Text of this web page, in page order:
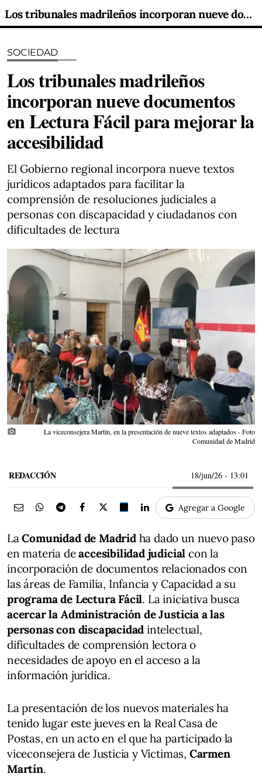
Los tribunales madrileños incorporan nueve documentos en Lectura Fácil para mejorar la accesibilidad
SOCIEDAD
Los tribunales madrileños
incorporan nueve documentos
en Lectura Fácil para mejorar la
accesibilidad
El Gobierno regional incorpora nueve textos
jurídicos adaptados para facilitar la
comprensión de resoluciones judiciales a
personas con discapacidad y ciudadanos con
dificultades de lectura
photo_camera
La viceconsejera Martín, en la presentación de nueve textos adaptados - Foto
Comunidad de Madrid
REDACCIÓN 18/jun/26 - 13:01
Agregar a Google
LaComunidad de Madridha dado un nuevo paso
en materia deaccesibilidad judicial con la
incorporación de documentos relacionados con
las áreas de Familia, Infancia y Capacidad a su
programa de Lectura Fácil. La iniciativa busca
acercar la Administración de Justicia a las
personas con discapacidadintelectual,
dificultades de comprensión lectora o
necesidades de apoyo en el acceso a la
información jurídica.
La presentación de los nuevos materiales ha
tenido lugar este jueves en la Real Casa de
Postas, en un acto en el que ha participado la
viceconsejera de Justicia y Víctimas, Carmen
Martín.